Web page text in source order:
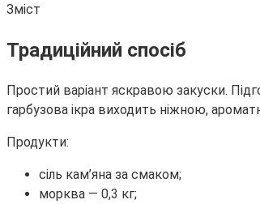
Зміст
Традиційний спосіб
Простий варіант яскравою закуски.
гарбузова ікра виходить ніжною,
Продукти:
сіль кам’яна за смаком;
морква — 0,3 кг;